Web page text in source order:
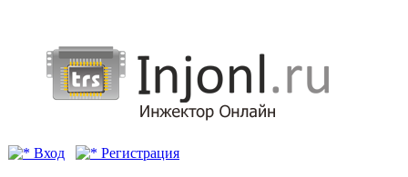
Вход Регистрация